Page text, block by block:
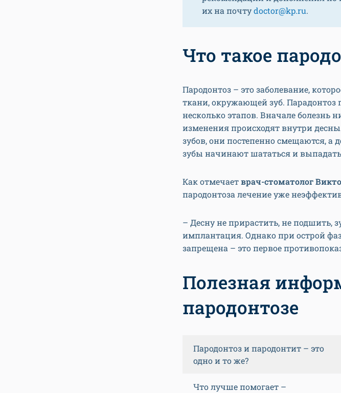
их на почтуdoctor@kp.ru.
Что такое
Пародонтоз – это заболевание,
ткани, окружающей зуб. Парадонтоз
несколько этапов. Вначале болезнь
изменения происходят внутри
зубов, они постепенно смещаются, а
зубы начинают шататься и
Как отмечаетврач-стоматолог
пародонтоза лечение уже
– Десну не прирастить, не подшить,
имплантация. Однако при острой
запрещена – это первое
Полезная
пародонтозе
Пародонтоз и пародонтит – это
одно и то же?
Что лучше помогает –